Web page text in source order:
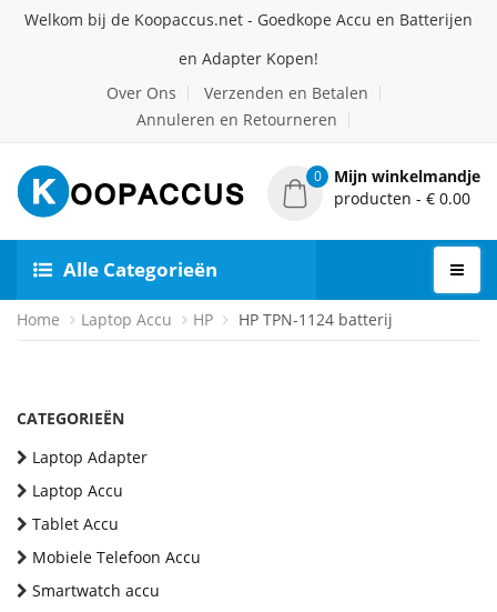
Welkom bij de Koopaccus.net - Goedkope Accu en Batterijen
en Adapter Kopen!
Over Ons
Verzenden en Betalen
Annuleren en Retourneren
0
Mijn winkelmandje
producten - € 0.00
Alle Categorieën
Home Laptop Accu HP HP TPN-1124 batterij
CATEGORIEËN
Laptop Adapter
Laptop Accu
Tablet Accu
Mobiele Telefoon Accu
Smartwatch accu